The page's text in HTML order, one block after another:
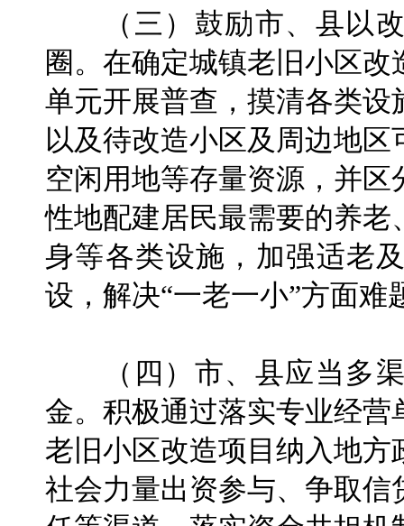
（三）鼓励市、县以改
圈。在确定城镇老旧小区
单元开展普查，摸清各类
以及待改造小区及周边地
空闲用地等存量资源，并
性地配建居民最需要的养
身等各类设施，加强适老
设，解决“一老一小”方面难
（四）市、县应当多渠
金。积极通过落实专业经
老旧小区改造项目纳入地
社会力量出资参与、争取